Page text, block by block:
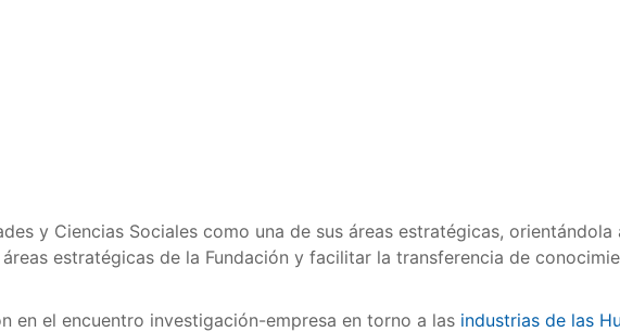
y Ciencias Sociales como una de sus áreas estratégicas,
estratégicas de la Fundación y facilitar la transferencia de
en el encuentro investigación-empresa en torno a las industrias de las